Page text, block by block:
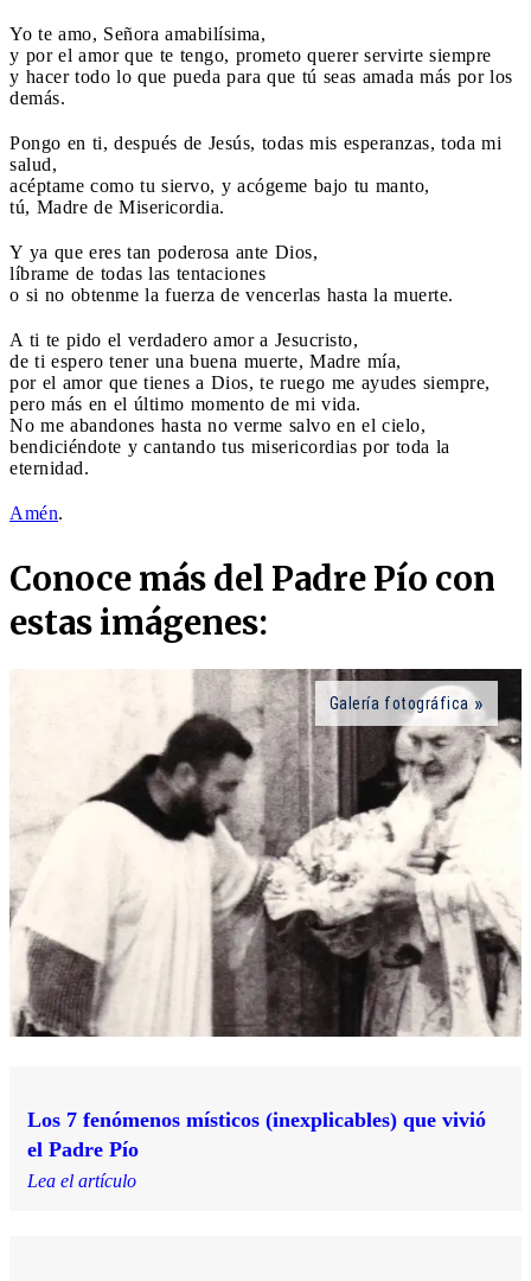
Yo te amo, Señora amabilísima,
y por el amor que te tengo, prometo querer servirte siempre
y hacer todo lo que pueda para que tú seas amada más por los
demás.
Pongo en ti, después de Jesús, todas mis esperanzas, toda mi
salud,
acéptame como tu siervo, y acógeme bajo tu manto,
tú, Madre de Misericordia.
Y ya que eres tan poderosa ante Dios,
líbrame de todas las tentaciones
o si no obtenme la fuerza de vencerlas hasta la muerte.
A ti te pido el verdadero amor a Jesucristo,
de ti espero tener una buena muerte, Madre mía,
por el amor que tienes a Dios, te ruego me ayudes siempre,
pero más en el último momento de mi vida.
No me abandones hasta no verme salvo en el cielo,
bendiciéndote y cantando tus misericordias por toda la
eternidad.
Amén.
Conoce más del Padre Pío con
estas imágenes:
Galería fotográfica
Los 7 fenómenos místicos (inexplicables) que vivió
el Padre Pío
Lea el artículo